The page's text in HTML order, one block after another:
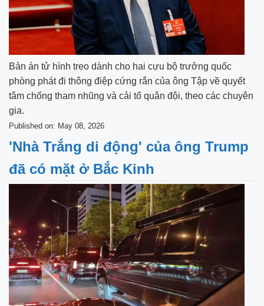
Bản án tử hình treo dành cho hai cựu bộ trưởng quốc
phòng phát đi thông điệp cứng rắn của ông Tập về quyết
tâm chống tham nhũng và cải tổ quân đội, theo các chuyên
gia.
Published on: May 08, 2026
'Nhà Trắng di động' của ông Trump
đã có mặt ở Bắc Kinh